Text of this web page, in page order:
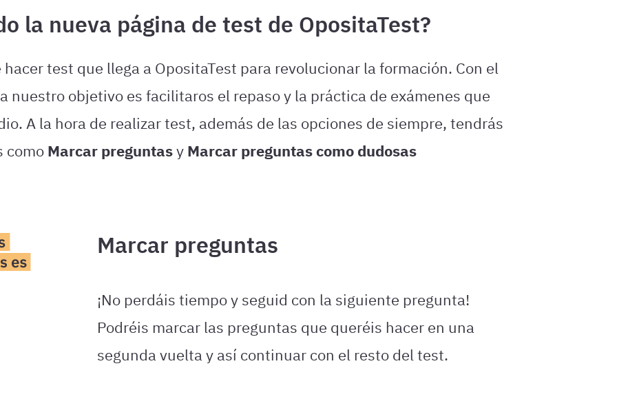
la nueva página de test de OpositaTest?
test que llega a OpositaTest para revolucionar la formación. Con el
nuestro objetivo es facilitaros el repaso y la práctica de exámenes que
A la hora de realizar test, además de las opciones de siempre, tendrás
como Marcar preguntasy Marcar preguntas como dudosas
Marcar preguntas
¡No perdáis tiempo y seguid con la siguiente pregunta!
Podréis marcar las preguntas que queréis hacer en una
segunda vuelta y así continuar con el resto del test.